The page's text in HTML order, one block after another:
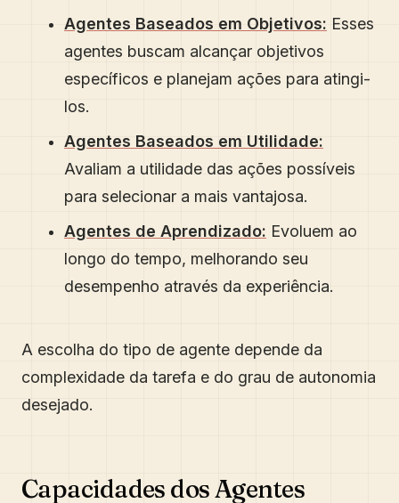
Agentes Baseados em Objetivos: Esses
agentes buscam alcançar objetivos
específicos e planejam ações para atingi-
los.
Agentes Baseados em Utilidade:
Avaliam a utilidade das ações possíveis
para selecionar a mais vantajosa.
Agentes de Aprendizado: Evoluem ao
longo do tempo, melhorando seu
desempenho através da experiência.
A escolha do tipo de agente depende da
complexidade da tarefa e do grau de autonomia
desejado.
Capacidades dos Agentes